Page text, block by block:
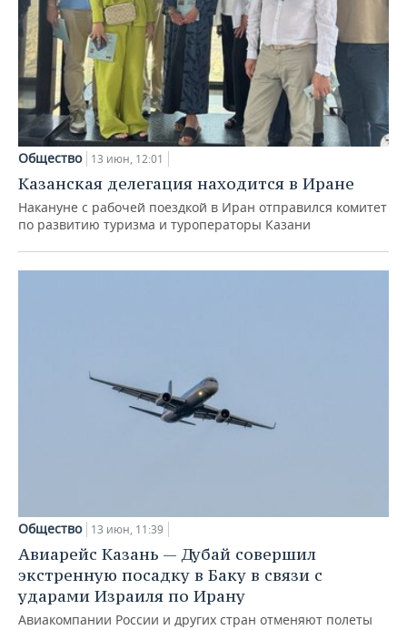
Общество 13 июн, 12:01
Казанская делегация находится в Иране
Накануне с рабочей поездкой в Иран отправился комитет
по развитию туризма и туроператоры Казани
Общество 13 июн, 11:39
Авиарейс Казань — Дубай совершил
экстренную посадку в Баку в связи с
ударами Израиля по Ирану
Авиакомпании России и других стран отменяют полеты